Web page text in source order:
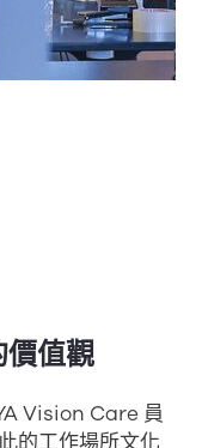
值觀
Vision Care 員